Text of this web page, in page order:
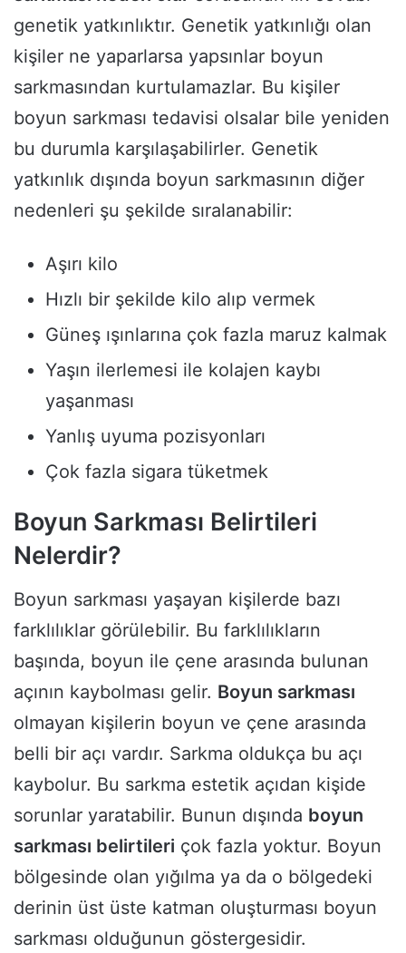
genetik yatkınlıktır. Genetik yatkınlığı olan
kişiler ne yaparlarsa yapsınlar boyun
sarkmasından kurtulamazlar. Bu kişiler
boyun sarkması tedavisi olsalar bile yeniden
bu durumla karşılaşabilirler. Genetik
yatkınlık dışında boyun sarkmasının diğer
nedenleri şu şekilde sıralanabilir:
Aşırı kilo
Hızlı bir şekilde kilo alıp vermek
Güneş ışınlarına çok fazla maruz kalmak
Yaşın ilerlemesi ile kolajen kaybı
yaşanması
Yanlış uyuma pozisyonları
Çok fazla sigara tüketmek
Boyun Sarkması Belirtileri
Nelerdir?
Boyun sarkması yaşayan kişilerde bazı
farklılıklar görülebilir. Bu farklılıkların
başında, boyun ile çene arasında bulunan
açının kaybolması gelir. Boyun sarkması
olmayan kişilerin boyun ve çene arasında
belli bir açı vardır. Sarkma oldukça bu açı
kaybolur. Bu sarkma estetik açıdan kişide
sorunlar yaratabilir. Bunun dışında boyun
sarkması belirtileri çok fazla yoktur. Boyun
bölgesinde olan yığılma ya da o bölgedeki
derinin üst üste katman oluşturması boyun
sarkması olduğunun göstergesidir.